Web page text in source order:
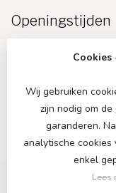
Openingstijden
Cookies
Wij gebruiken
zijn nodig om
garanderen.
analytische
enkel
Lees